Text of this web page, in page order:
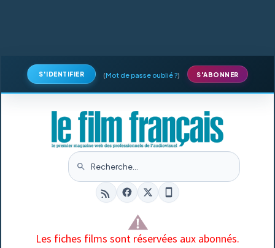
S'IDENTIFIER (Mot de passe oublié ?) S'ABONNER
Les fiches films sont réservées aux abonnés.